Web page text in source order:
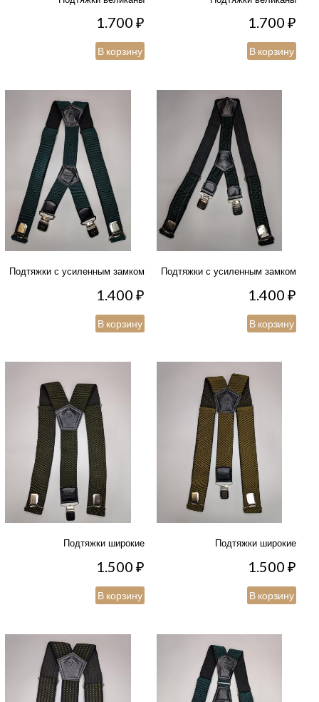
1.700₽
В корзину
1.700₽
В корзину
Подтяжки с усиленным замком
1.400₽
В корзину
Подтяжки с усиленным замком
1.400₽
В корзину
Подтяжки широкие
1.500₽
В корзину
Подтяжки широкие
1.500₽
В корзину